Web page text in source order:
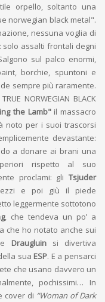
orpello, soltanto una
norwegian black metal".
nessuna voglia di
solo assalti frontali degni
sul palco enormi,
borchie, spuntoni e
sempre più raramente.
NORWEGIAN BLACK
the Lamb"il massacro
noto per i suoi trascorsi
devastante:
a donare ai brani una
rispetto al suo
proclami: gli Tsjuder
e poi giù il piede
leggermente sottotono
, che tendeva un po’ a
che ho notato anche sui
Draugluinsi divertiva
sua ESP. E a pensarci
che usano davvero un
pochissimi… In
cover di “Woman of Dark